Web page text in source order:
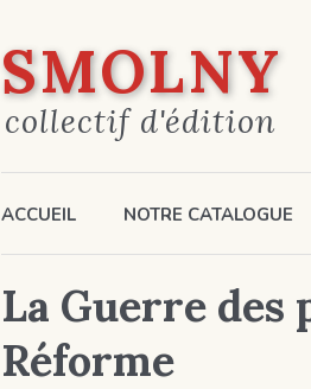
SMOLNY
collectif d'édition
ACCUEIL NOTRE CATALOGUE
La Guerre des
Réforme